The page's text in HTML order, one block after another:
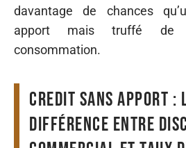
davantage de chances
apport mais truffé
consommation.
Credit sans apport :
différence entre